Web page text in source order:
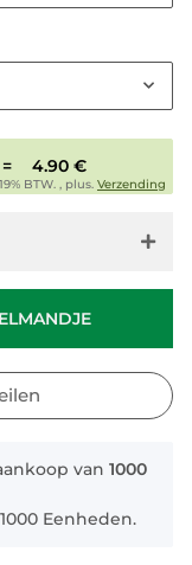
= 4.90 €
BTW. , plus. Verzending
van 1000
Eenheden.